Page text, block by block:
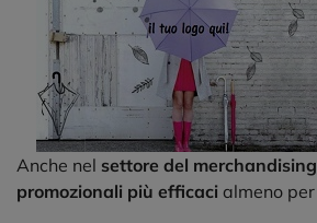
Anche nel settore del merchandising
promozionali più efficaci almeno per